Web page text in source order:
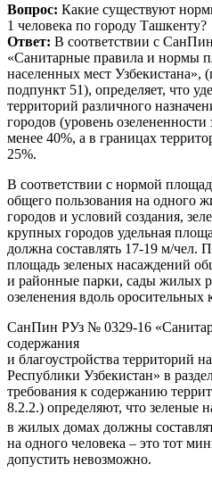
Вопрос: Какие существуют
1 человека по городу Ташкенту?
Ответ: В соответствии с
«Санитарные правила и нормы
населенных мест Узбекистана»,
подпункт 51), определяет, что
территорий различного
городов (уровень
менее 40%, а в границах
25%.
В соответствии с нормой
общего пользования на одного
городов и условий создания,
крупных городов удельная
должна составлять 17-19 м/чел.
площадь зеленых насаждений
и районные парки, сады жилых
озеленения вдоль оросительных
СанПин РУз № 0329-16
содержания
и благоустройства территорий
Республики Узбекистан» в
требования к содержанию
8.2.2.) определяют, что зеленые
в жилых домах должны
на одного человека – это тот
допустить невозможно.